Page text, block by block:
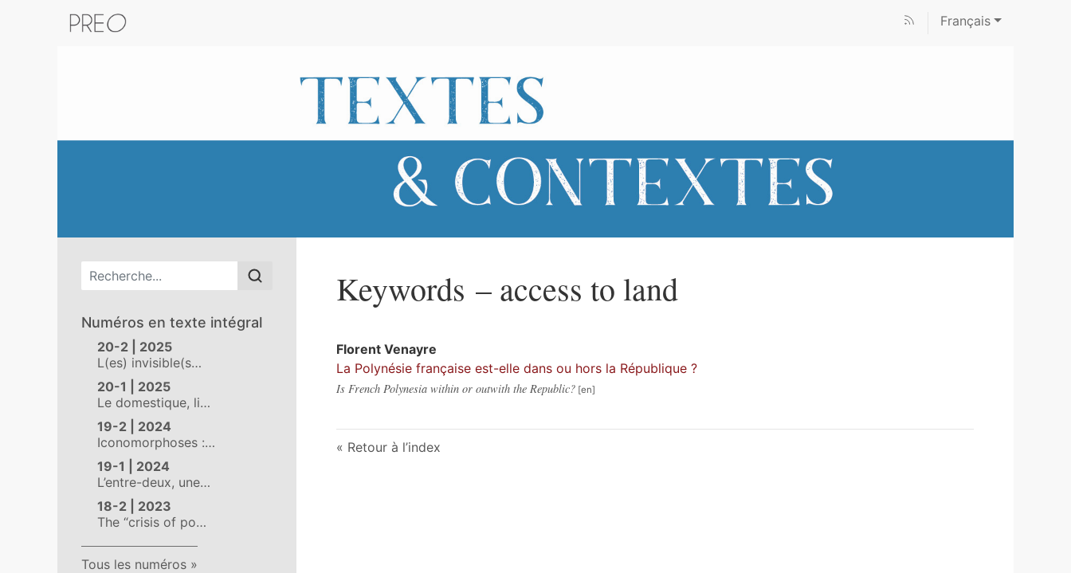
Français
Menu principal
Numéros en texte intégral
20-2 | 2025
L(es) invisible(s…
20-1 | 2025
Le domestique, li…
19-2 | 2024
Iconomorphoses :…
19-1 | 2024
L’entre-deux, une…
18-2 | 2023
The “crisis of po…
Tous les numéros
Keywords – access to land
Florent Venayre
La Polynésie française est-elle dans ou hors la République ?
Is French Polynesia within or outwith the Republic?
Retour à l’index